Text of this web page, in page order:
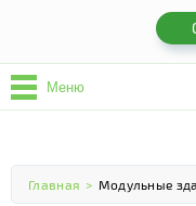
Меню
Главная > Модульные